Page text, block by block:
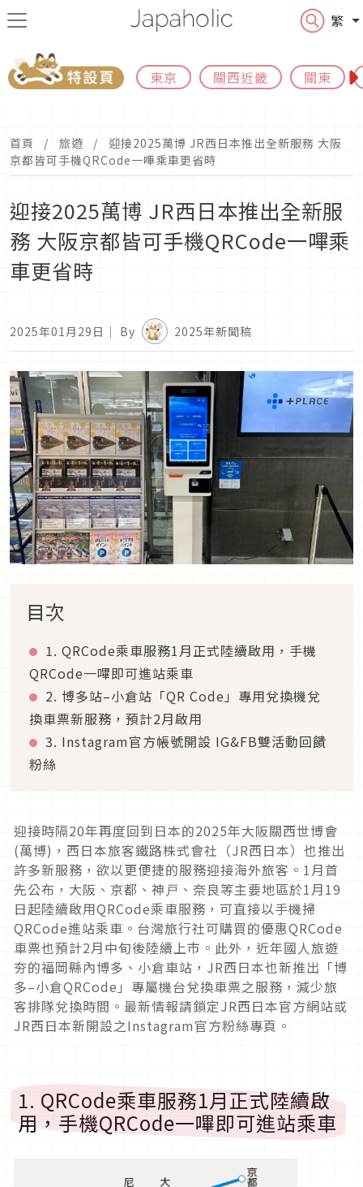
繁
東京 關西近畿 關東
首頁 旅遊
迎接2025萬博 JR西日本推出全新服務 大阪
京都皆可手機QRCode一嗶乘車更省時
迎接2025萬博 JR西日本推出全新服
務 大阪京都皆可手機QRCode一嗶乘
車更省時
2025年01月29日 ｜ By 2025年新聞稿
目次
1. QRCode乘車服務1月正式陸續啟用，手機
QRCode一嗶即可進站乘車
2. 博多站–小倉站「QR Code」專用兌換機兌
換車票新服務，預計2月啟用
3. Instagram官方帳號開設 IG&FB雙活動回饋
粉絲
迎接時隔20年再度回到日本的2025年大阪關西世博會
(萬博)，西日本旅客鐵路株式會社（JR西日本）也推出
許多新服務，欲以更便捷的服務迎接海外旅客。1月首
先公布，大阪、京都、神戸、奈良等主要地區於1月19
日起陸續啟用QRCode乘車服務，可直接以手機掃
QRCode進站乘車。台灣旅行社可購買的優惠QRCode
車票也預計2月中旬後陸續上市。此外，近年國人旅遊
夯的福岡縣內博多、小倉車站，JR西日本也新推出「博
多–小倉QRCode」專屬機台兌換車票之服務，減少旅
客排隊兌換時間。最新情報請鎖定JR西日本官方網站或
JR西日本新開設之Instagram官方粉絲專頁。
1. QRCode乘車服務1月正式陸續啟
用，手機QRCode一嗶即可進站乘車